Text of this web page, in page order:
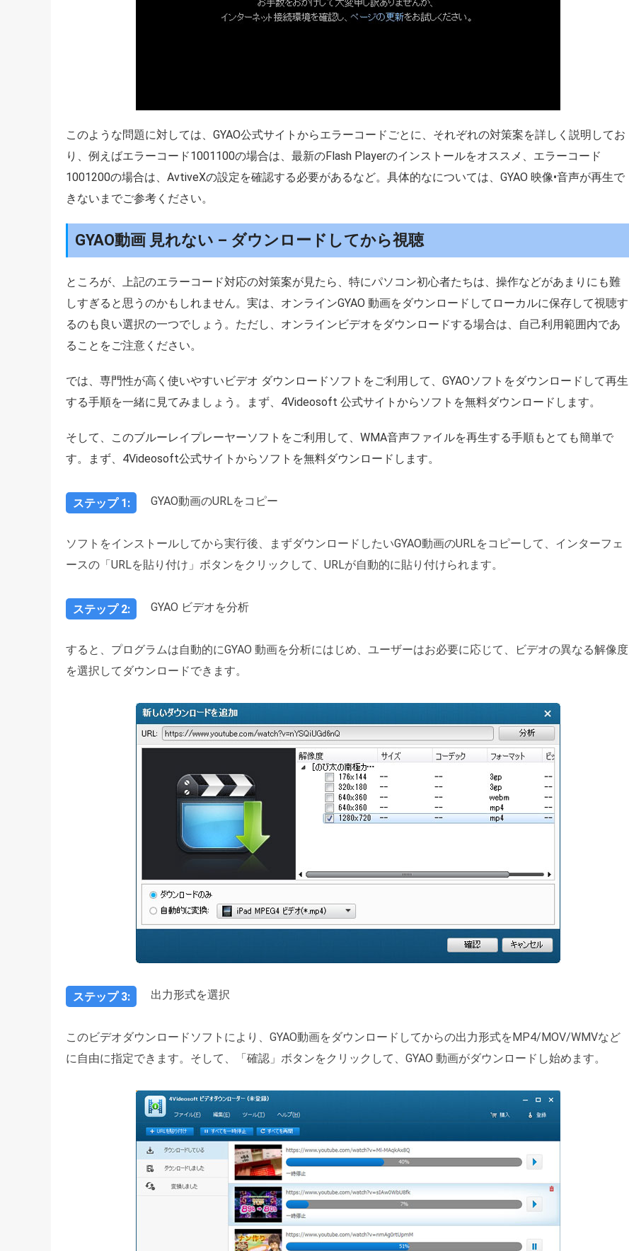
このような問題に対しては、GYAO公式サイトからエラーコードごとに、それぞれの対策案を詳しく説明してお
り、例えばエラーコード1001100の場合は、最新のFlash Playerのインストールをオススメ、エラーコード
1001200の場合は、AvtiveXの設定を確認する必要があるなど。具体的なについては、GYAO 映像•音声が再生で
きないまでご参考ください。
GYAO動画 見れない – ダウンロードしてから視聴
ところが、上記のエラーコード対応の対策案が見たら、特にパソコン初心者たちは、操作などがあまりにも難
しすぎると思うのかもしれません。実は、オンラインGYAO 動画をダウンロードしてローカルに保存して視聴す
るのも良い選択の一つでしょう。ただし、オンラインビデオをダウンロードする場合は、自己利用範囲内であ
ることをご注意ください。
では、専門性が高く使いやすいビデオ ダウンロードソフトをご利用して、GYAOソフトをダウンロードして再生
する手順を一緒に見てみましょう。まず、4Videosoft 公式サイトからソフトを無料ダウンロードします。
そして、このブルーレイプレーヤーソフトをご利用して、WMA音声ファイルを再生する手順もとても簡単で
す。まず、4Videosoft公式サイトからソフトを無料ダウンロードします。
ステップ 1: GYAO動画のURLをコピー
ソフトをインストールしてから実行後、まずダウンロードしたいGYAO動画のURLをコピーして、インターフェ
ースの「URLを貼り付け」ボタンをクリックして、URLが自動的に貼り付けられます。
ステップ 2: GYAO ビデオを分析
すると、プログラムは自動的にGYAO 動画を分析にはじめ、ユーザーはお必要に応じて、ビデオの異なる解像度
を選択してダウンロードできます。
ステップ 3: 出力形式を選択
このビデオダウンロードソフトにより、GYAO動画をダウンロードしてからの出力形式をMP4/MOV/WMVなど
に自由に指定できます。そして、「確認」ボタンをクリックして、GYAO 動画がダウンロードし始めます。